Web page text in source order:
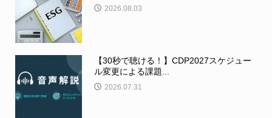
2026.08.03
【30秒で聴ける！】CDP2027スケジュー
ル変更による課題...
2026.07.31